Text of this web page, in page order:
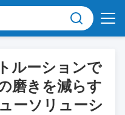
ルーションで
磨きを減らす
ーソリューシ